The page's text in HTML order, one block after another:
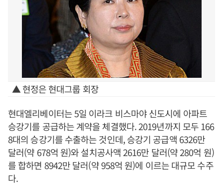
▲ 현정은 현대그룹 회장
현대엘리베이터는 5일 이라크 비스마야 신도시에 아파트
승강기를 공급하는 계약을 체결했다. 2019년까지 모두 166
8대의 승강기를 수출하는 것인데, 승강기 공급액 6326만
달러(약 678억 원)와 설치공사액 2616만 달러(약 280억 원)
를 합하면 8942만 달러(약 958억 원)에 이르는 대규모 수주
다.